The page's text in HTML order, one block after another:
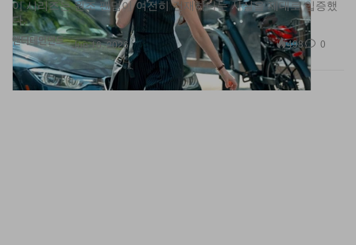
엔터테인먼트
이 시리즈는 원조 팬덤이 여전히 건재하다는 사실을 제대로 입증했
다.
Jun 16, 2026 498 0